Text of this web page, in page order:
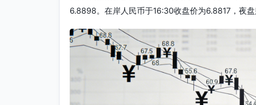
6.8898。在岸人民币于16:30收盘价为6.8817，夜盘